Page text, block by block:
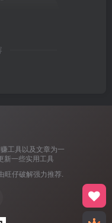
工具以及文章为一
新一些实用工具
旺仔破解强力推荐.